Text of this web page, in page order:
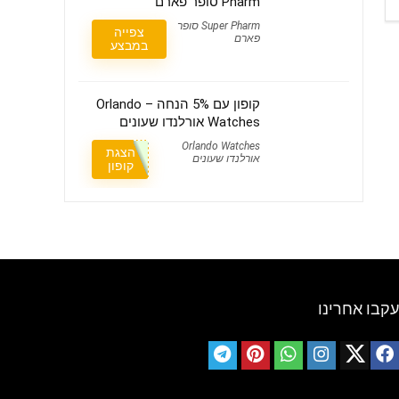
Super Pharm סופר
פארם
צפייה
במבצע
קופון עם 5% הנחה – Orlando
Watches אורלנדו שעונים
Orlando Watches
אורלנדו שעונים
הצגת
קופון
עקבו אחרינו